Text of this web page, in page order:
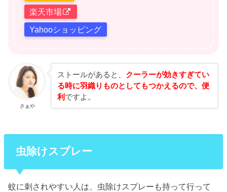
楽天市場
Yahooショッピング
さぁや
ストールがあると、 クーラーが効きすぎてい
る時に羽織りものとしてもつかえるので、便
利 ですよ。
虫除けスプレー
蚊に刺されやすい人は、虫除けスプレーも持って行って